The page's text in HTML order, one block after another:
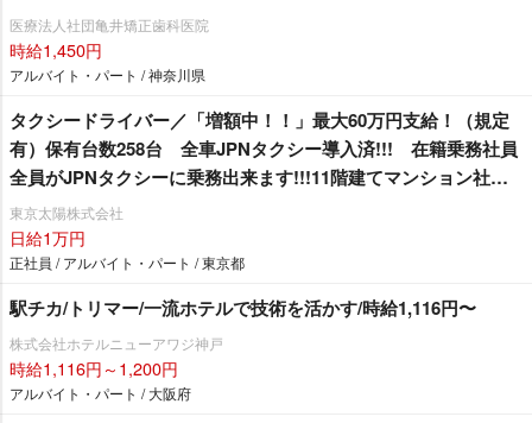
医療法人社団亀井矯正歯科医院
時給1,450円
アルバイト・パート / 神奈川県
タクシードライバー／「増額中！！」最大60万円支給！（規定
有）保有台数258台 全車JPNタクシー導入済!!! 在籍乗務社員
全員がJPNタクシーに乗務出来ます!!!11階建てマンション社
宅 1R1年間家賃無料！（規定有）
東京太陽株式会社
日給1万円
正社員 / アルバイト・パート / 東京都
駅チカ/トリマー/一流ホテルで技術を活かす/時給1,116円〜
株式会社ホテルニューアワジ神戸
時給1,116円～1,200円
アルバイト・パート / 大阪府